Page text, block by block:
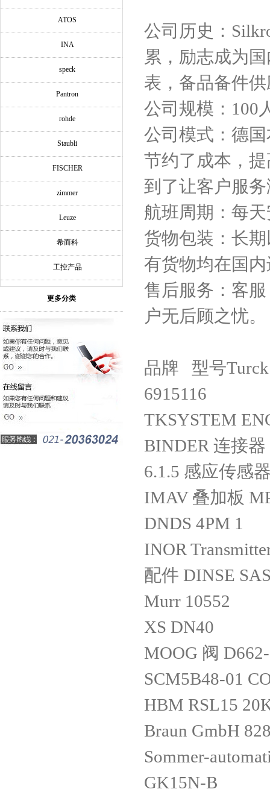
ATOS
INA
speck
Pantron
rohde
Staubli
FISCHER
zimmer
Leuze
希而科
工控产品
更多分类
公司历史：
累，励志成为
表，备品备件
公司规模：100
公司模式：德
节约了成本，
到了让客户服
航班周期：每
货物包装：长
有货物均在国
售后服务：客
户无后顾之忧。
品牌 型号Turck
6915116
TKSYSTEM
BINDER 连接器
6.1.5 感应传感
IMAV 叠加板
DNDS 4PM 1
INOR
配件 DINSE
Murr 10552
XS DN40
MOOG 阀
SCM5B48-01
HBM RSL15
Braun GmbH
Sommer-
GK15N-B